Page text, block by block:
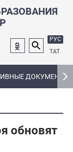
РУС
ТАТ
ДОКУМЕНТЫ
обновят